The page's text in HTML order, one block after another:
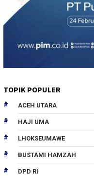
TOPIK POPULER
ACEH UTARA
HAJI UMA
LHOKSEUMAWE
BUSTAMI HAMZAH
DPD RI